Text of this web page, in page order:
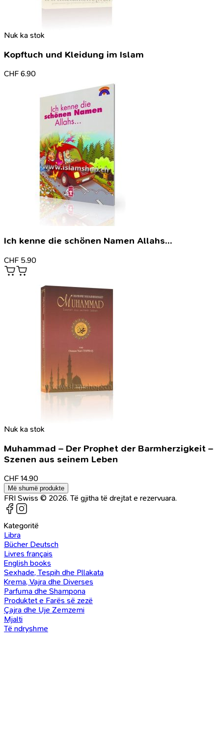
Nuk ka stok
Kopftuch und Kleidung im Islam
CHF 6.90
Ich kenne die schönen Namen Allahs…
CHF 5.90
Nuk ka stok
Muhammad – Der Prophet der Barmherzigkeit –
Szenen aus seinem Leben
CHF 14.90
Më shumë produkte
FRI Swiss © 2026. Të gjitha të drejtat e rezervuara.
Kategoritë
Libra
Bücher Deutsch
Livres français
English books
Sexhade, Tespih dhe Pllakata
Krema, Vajra dhe Diverses
Parfuma dhe Shampona
Produktet e Farës së zezë
Çajra dhe Uje Zemzemi
Mjalti
Të ndryshme